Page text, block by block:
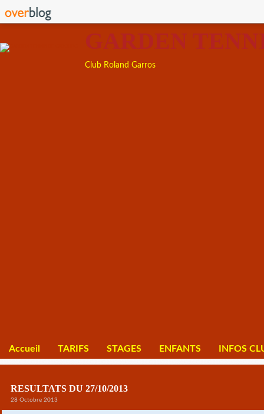
GARDEN
Club Roland Garros
Accueil TARIFS STAGES ENFANTS INFOS
RESULTATS DU 27/10/2013
28 Octobre 2013